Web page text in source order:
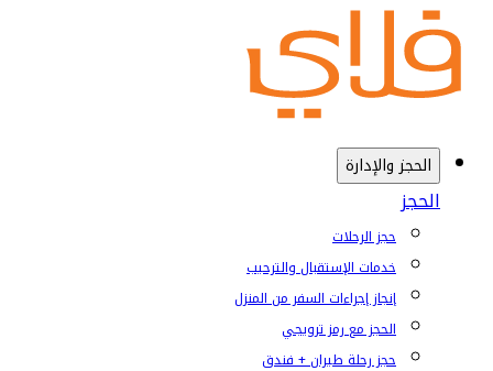
الحجز والإدارة
الحجز
حجز الرحلات
خدمات الإستقبال والترحيب
إنجاز إجراءات السفر من المنزل
الحجز مع رمز ترويجي
حجز رحلة طيران + فندق